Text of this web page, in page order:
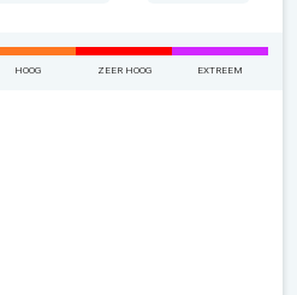
HOOG ZEER HOOG EXTREEM